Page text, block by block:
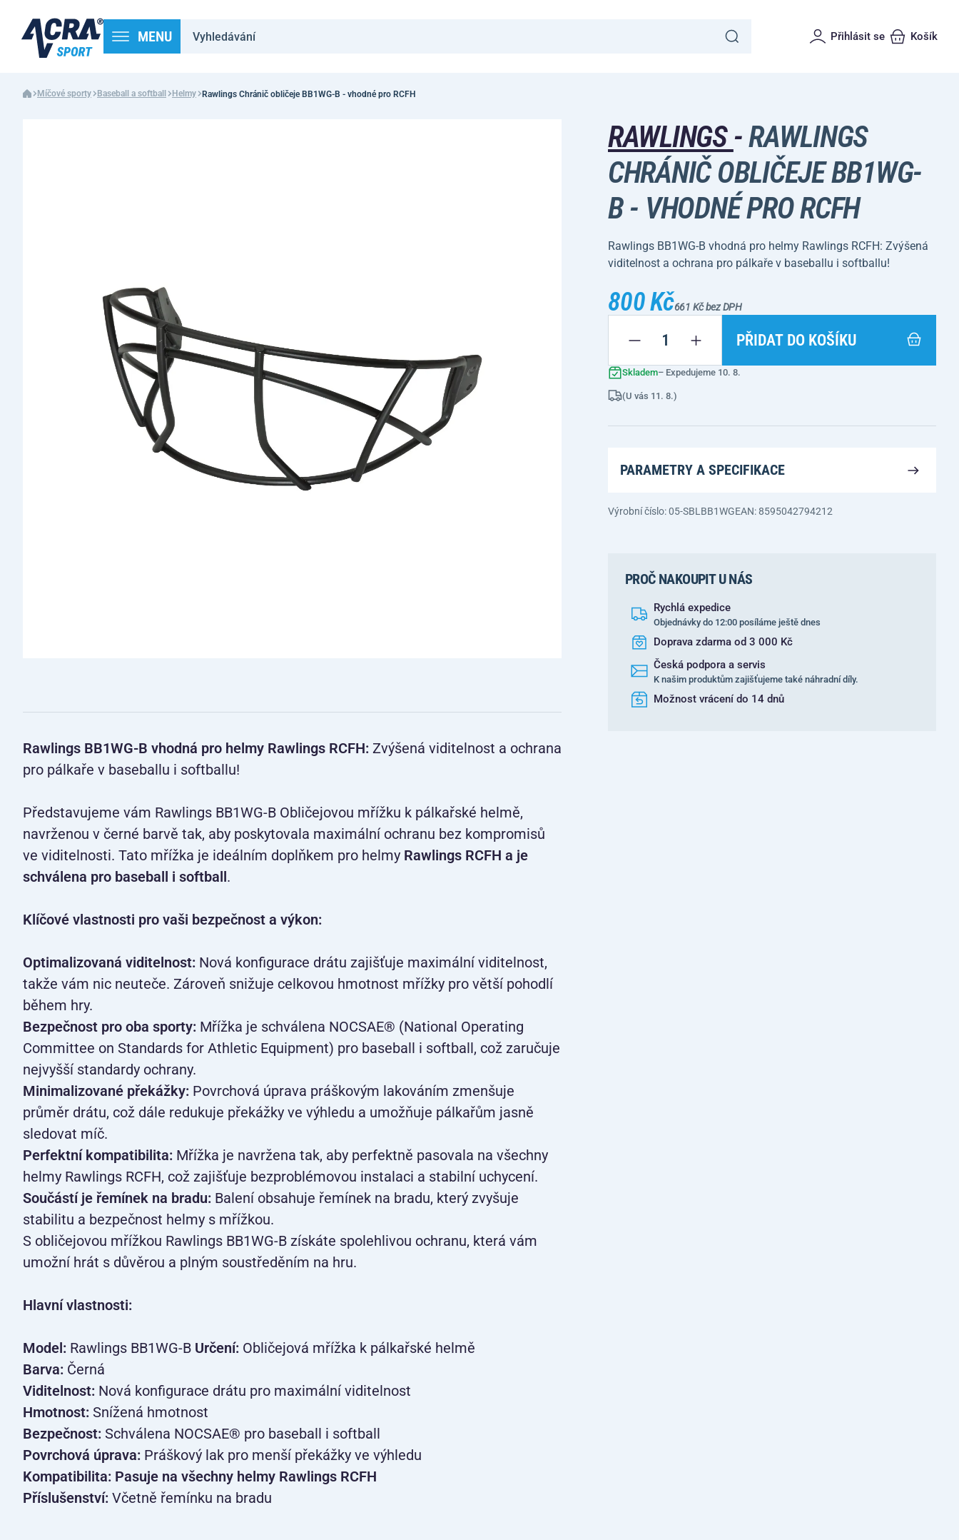
MENU Přihlásit se Košík
Míčové sporty Baseball a softball Helmy Rawlings Chránič obličeje BB1WG-B - vhodné pro RCFH
RAWLINGS-RAWLINGS
CHRÁNIČ OBLIČEJE BB1WG-
B - VHODNÉ PRO RCFH
Rawlings BB1WG-B vhodná pro helmy Rawlings RCFH: Zvýšená
viditelnost a ochrana pro pálkaře v baseballu i softballu!
800 Kč661 Kč bez DPH
PŘIDAT DO KOŠÍKU
Skladem– Expedujeme 10. 8.
(U vás 11. 8.)
PARAMETRY A SPECIFIKACE
Výrobní číslo: 05-SBLBB1WGEAN: 8595042794212
PROČ NAKOUPIT U NÁS
Rychlá expedice
Objednávky do 12:00 posíláme ještě dnes
Doprava zdarma od 3 000 Kč
Česká podpora a servis
K našim produktům zajišťujeme také náhradní díly.
Možnost vrácení do 14 dnů
Rawlings BB1WG-B vhodná pro helmy Rawlings RCFH: Zvýšená viditelnost a ochrana
pro pálkaře v baseballu i softballu!
Představujeme vám Rawlings BB1WG-B Obličejovou mřížku k pálkařské helmě,
navrženou v černé barvě tak, aby poskytovala maximální ochranu bez kompromisů
ve viditelnosti. Tato mřížka je ideálním doplňkem pro helmy Rawlings RCFH a je
schválena pro baseball i softball.
Klíčové vlastnosti pro vaši bezpečnost a výkon:
Optimalizovaná viditelnost: Nová konfigurace drátu zajišťuje maximální viditelnost,
takže vám nic neuteče. Zároveň snižuje celkovou hmotnost mřížky pro větší pohodlí
během hry.
Bezpečnost pro oba sporty: Mřížka je schválena NOCSAE® (National Operating
Committee on Standards for Athletic Equipment) pro baseball i softball, což zaručuje
nejvyšší standardy ochrany.
Minimalizované překážky: Povrchová úprava práškovým lakováním zmenšuje
průměr drátu, což dále redukuje překážky ve výhledu a umožňuje pálkařům jasně
sledovat míč.
Perfektní kompatibilita: Mřížka je navržena tak, aby perfektně pasovala na všechny
helmy Rawlings RCFH, což zajišťuje bezproblémovou instalaci a stabilní uchycení.
Součástí je řemínek na bradu: Balení obsahuje řemínek na bradu, který zvyšuje
stabilitu a bezpečnost helmy s mřížkou.
S obličejovou mřížkou Rawlings BB1WG-B získáte spolehlivou ochranu, která vám
umožní hrát s důvěrou a plným soustředěním na hru.
Hlavní vlastnosti:
Model: Rawlings BB1WG-B Určení: Obličejová mřížka k pálkařské helmě
Barva: Černá
Viditelnost: Nová konfigurace drátu pro maximální viditelnost
Hmotnost: Snížená hmotnost
Bezpečnost: Schválena NOCSAE® pro baseball i softball
Povrchová úprava: Práškový lak pro menší překážky ve výhledu
Kompatibilita: Pasuje na všechny helmy Rawlings RCFH
Příslušenství: Včetně řemínku na bradu